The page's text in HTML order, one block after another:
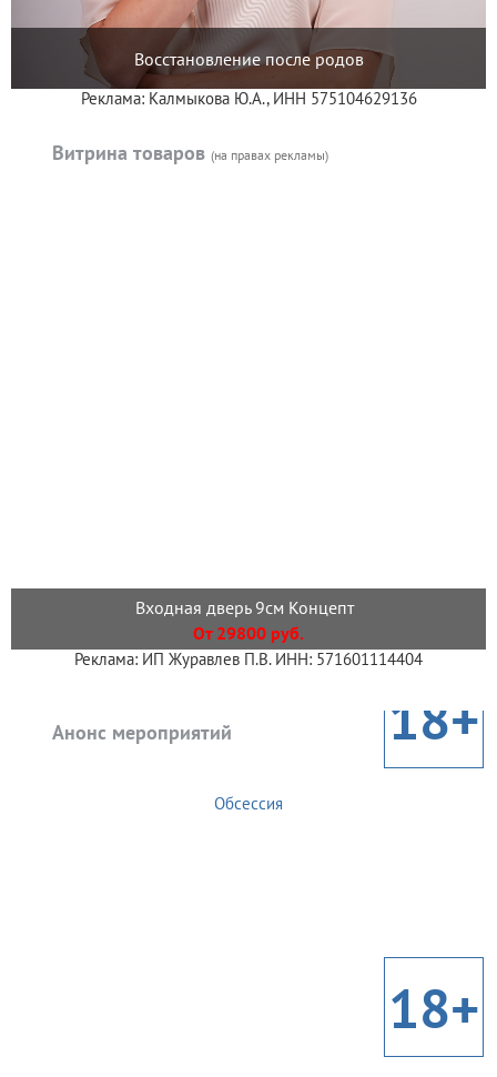
Восстановление после родов
Реклама: Калмыкова Ю.А., ИНН 575104629136
Витрина товаров (на правах рекламы)
Входная дверь 9см Концепт
От 29800 руб.
Реклама: ИП Журавлев П.В. ИНН: 571601114404
Анонс мероприятий 18+
Обсессия
18+